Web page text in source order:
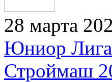
28 марта
Юниор Лига
Строймаш